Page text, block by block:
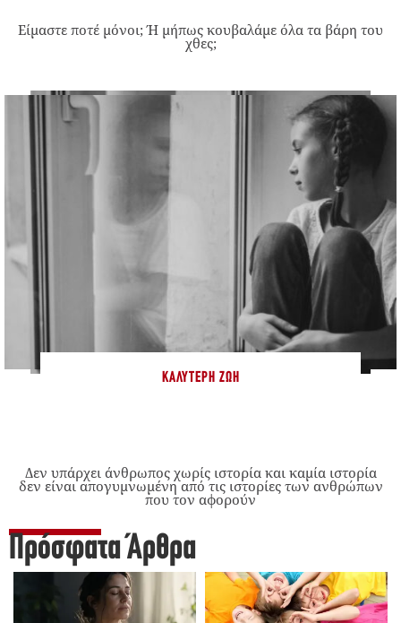
Είμαστε ποτέ μόνοι; Ή μήπως κουβαλάμε όλα τα βάρη του
χθες;
ΚΑΛΎΤΕΡΗ ΖΩΉ
Δεν υπάρχει άνθρωπος χωρίς ιστορία και καμία ιστορία
δεν είναι απογυμνωμένη από τις ιστορίες των ανθρώπων
που τον αφορούν
Πρόσφατα Άρθρα